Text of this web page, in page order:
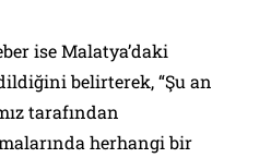
ise Malatya’daki
belirterek, “Şu an
tarafından
herhangi bir